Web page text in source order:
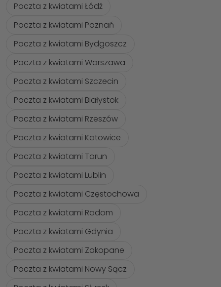
Poczta z kwiatami Łódź
Poczta z kwiatami Poznań
Poczta z kwiatami Bydgoszcz
Poczta z kwiatami Warszawa
Poczta z kwiatami Szczecin
Poczta z kwiatami Białystok
Poczta z kwiatami Rzeszów
Poczta z kwiatami Katowice
Poczta z kwiatami Torun
Poczta z kwiatami Lublin
Poczta z kwiatami Częstochowa
Poczta z kwiatami Radom
Poczta z kwiatami Gdynia
Poczta z kwiatami Zakopane
Poczta z kwiatami Nowy Sącz